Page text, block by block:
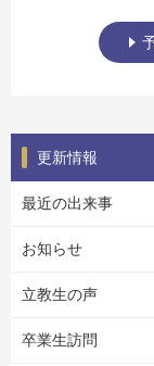
更新情報
最近の出来事
お知らせ
立教生の声
卒業生訪問